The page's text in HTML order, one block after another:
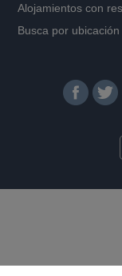
Alojamientos con
Busca por